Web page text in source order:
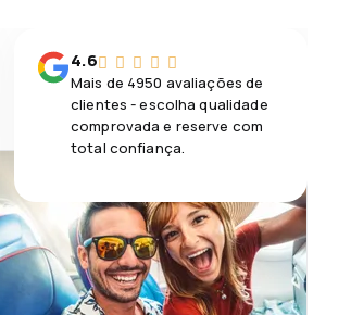
4.6
Mais de 4950 avaliações de
clientes - escolha qualidade
comprovada e reserve com
total confiança.